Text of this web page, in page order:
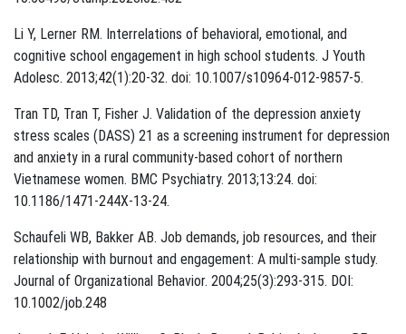
Li Y, Lerner RM. Interrelations of behavioral, emotional, and
cognitive school engagement in high school students. J Youth
Adolesc. 2013;42(1):20-32. doi: 10.1007/s10964-012-9857-5.
Tran TD, Tran T, Fisher J. Validation of the depression anxiety
stress scales (DASS) 21 as a screening instrument for depression
and anxiety in a rural community-based cohort of northern
Vietnamese women. BMC Psychiatry. 2013;13:24. doi:
10.1186/1471-244X-13-24.
Schaufeli WB, Bakker AB. Job demands, job resources, and their
relationship with burnout and engagement: A multi-sample study.
Journal of Organizational Behavior. 2004;25(3):293-315. DOI:
10.1002/job.248